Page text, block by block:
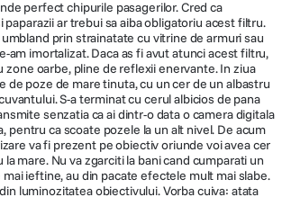
perfect chipurile pasagerilor. Cred ca
ar trebui sa aiba obligatoriu acest filtru.
prin strainatate cu vitrine de armuri sau
am imortalizat. Daca as fi avut atunci acest filtru,
zone oarbe, pline de reflexii enervante. In ziua
de poze de mare tinuta, cu un cer de un albastru
S-a terminat cu cerul albicios de pana
senzatia ca ai dintr-o data o camera digitala
pentru ca scoate pozele la un alt nivel. De acum
va fi prezent pe obiectiv oriunde voi avea cer
la mare. Nu va zgarciti la bani cand cumparati un
ieftine, au din pacate efectele mult mai slabe.
luminozitatea obiectivului. Vorba cuiva: atata